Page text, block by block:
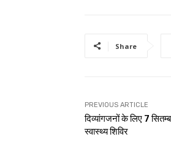
Share
PREVIOUS ARTICLE
दिव्यांगजनों के लिए 7
स्वास्थ्य शिविर